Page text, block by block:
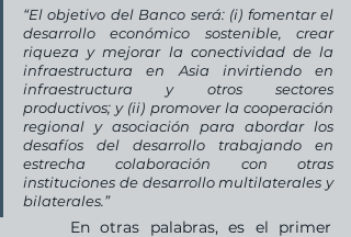
“El objetivo del Banco será: (i) fomentar el
desarrollo económico sostenible, crear
riqueza y mejorar la conectividad de la
infraestructura en Asia invirtiendo en
infraestructura y otros sectores
productivos; y (ii) promover la cooperación
regional y asociación para abordar los
desafíos del desarrollo trabajando en
estrecha colaboración con otras
instituciones de desarrollo multilaterales y
bilaterales.”